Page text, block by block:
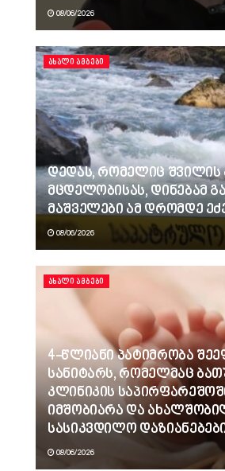
08/06/2026
ᲐᲮᲐᲚᲘ ᲐᲛᲑᲔᲑᲘ
დედას, რომელიც შვილის
მცდელობისას, დინებამ
მაშველები ამ დრომდე
08/06/2026
ᲐᲮᲐᲚᲘ ᲐᲛᲑᲔᲑᲘ
4-წლიანი პატიმრობა
სანიტარს, რომელმაც
კლინიკის
იმშობიარა და
სასიკვდილო
08/06/2026